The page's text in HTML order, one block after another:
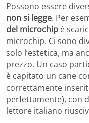
Possono essere
non si legge. Per
del microchip è
microchip. Ci sono
solo l’estetica, ma
prezzo. Un caso
è capitato un cane
correttamente
perfettamente), con
lettore italiano